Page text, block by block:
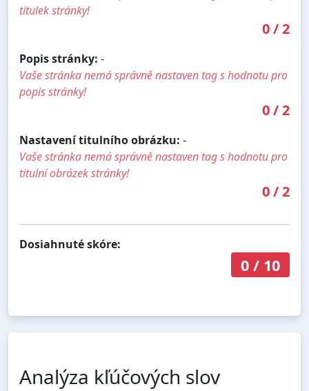
titulek stránky!
0/2
Popis stránky: -
Vaše stránka nemá správně nastaven tag s hodnotu pro
popis stránky!
0/2
Nastavení titulního obrázku: -
Vaše stránka nemá správně nastaven tag s hodnotu pro
titulní obrázek stránky!
0/2
Dosiahnuté skóre:
0/ 10
Analýza kľúčových slov